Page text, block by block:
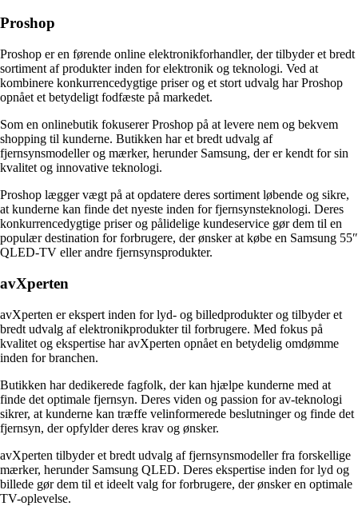
Proshop
Proshop er en førende online elektronikforhandler, der tilbyder et bredt
sortiment af produkter inden for elektronik og teknologi. Ved at
kombinere konkurrencedygtige priser og et stort udvalg har Proshop
opnået et betydeligt fodfæste på markedet.
Som en onlinebutik fokuserer Proshop på at levere nem og bekvem
shopping til kunderne. Butikken har et bredt udvalg af
fjernsynsmodeller og mærker, herunder Samsung, der er kendt for sin
kvalitet og innovative teknologi.
Proshop lægger vægt på at opdatere deres sortiment løbende og sikre,
at kunderne kan finde det nyeste inden for fjernsynsteknologi. Deres
konkurrencedygtige priser og pålidelige kundeservice gør dem til en
populær destination for forbrugere, der ønsker at købe en Samsung 55″
QLED-TV eller andre fjernsynsprodukter.
avXperten
avXperten er ekspert inden for lyd- og billedprodukter og tilbyder et
bredt udvalg af elektronikprodukter til forbrugere. Med fokus på
kvalitet og ekspertise har avXperten opnået en betydelig omdømme
inden for branchen.
Butikken har dedikerede fagfolk, der kan hjælpe kunderne med at
finde det optimale fjernsyn. Deres viden og passion for av-teknologi
sikrer, at kunderne kan træffe velinformerede beslutninger og finde det
fjernsyn, der opfylder deres krav og ønsker.
avXperten tilbyder et bredt udvalg af fjernsynsmodeller fra forskellige
mærker, herunder Samsung QLED. Deres ekspertise inden for lyd og
billede gør dem til et ideelt valg for forbrugere, der ønsker en optimale
TV-oplevelse.